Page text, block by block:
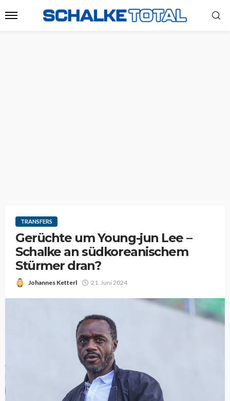
TRANSFERS
Gerüchte um Young-jun Lee –
Schalke an südkoreanischem
Stürmer dran?
Johannes Ketterl 21. Juni 2024